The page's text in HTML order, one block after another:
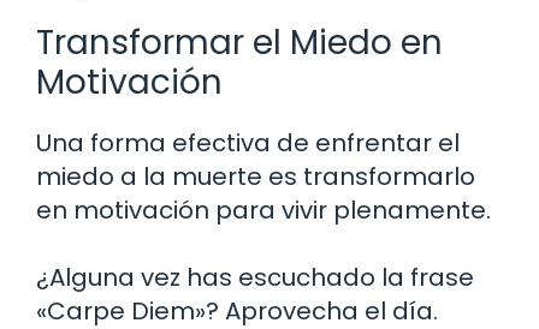
Transformar el Miedo en
Motivación
Una forma efectiva de enfrentar el
miedo a la muerte es transformarlo
en motivación para vivir plenamente.
¿Alguna vez has escuchado la frase
«Carpe Diem»? Aprovecha el día.